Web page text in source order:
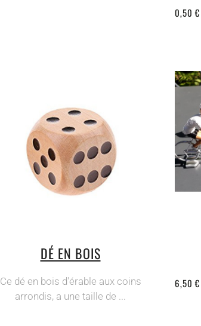
0,50 €
DÉ EN BOIS
Ce dé en bois d'érable aux coins
arrondis, a une taille de ...
6,50 €